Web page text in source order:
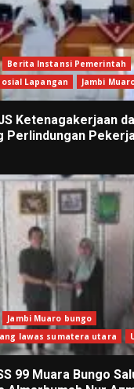
Berita Instansi Pemerintah
Lapangan
Jambi
Ketenagakerjaan
Perlindungan
Jambi Muaro bungo
lawas sumatera utara
99 Muara Bungo